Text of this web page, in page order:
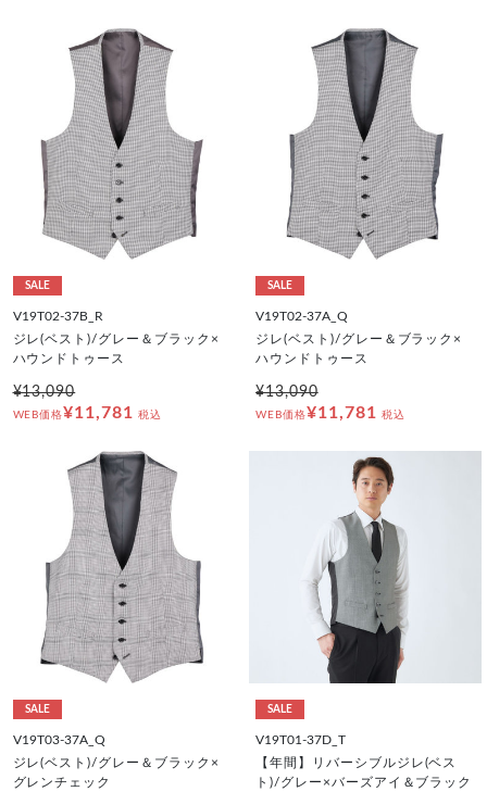
SALE
V19T02-37B_R
ジレ(ベスト)/グレー＆ブラック×
ハウンドトゥース
¥13,090
WEB価格¥11,781 税込
SALE
V19T02-37A_Q
ジレ(ベスト)/グレー＆ブラック×
ハウンドトゥース
¥13,090
WEB価格¥11,781 税込
SALE
V19T03-37A_Q
ジレ(ベスト)/グレー＆ブラック×
グレンチェック
SALE
V19T01-37D_T
【年間】リバーシブルジレ(ベス
ト)/グレー×バーズアイ＆ブラック